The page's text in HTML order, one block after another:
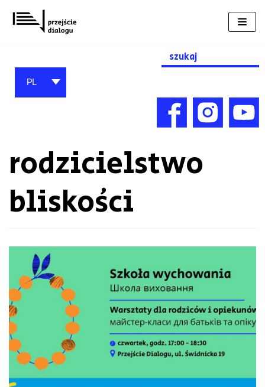
Przejdź
do
Search
for:
PL
rodzicielstwo
bliskości